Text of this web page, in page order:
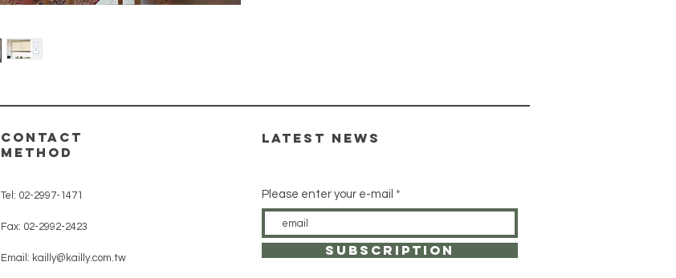
contact
method
Tel: 02-2997-1471
Fax: 02-2992-2423
Email: kailly@kailly.com.tw
​latest news
Please enter your e-mail
subscription